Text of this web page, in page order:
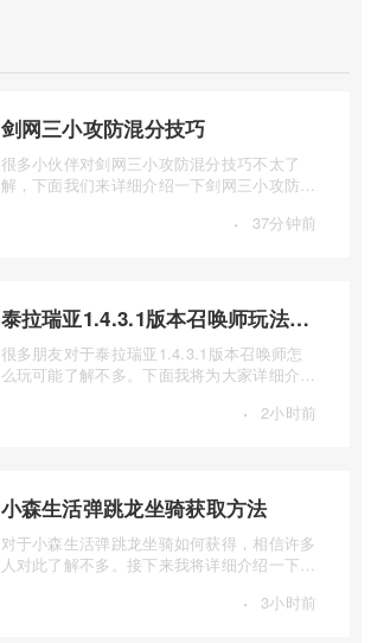
剑网三小攻防混分技巧
很多小伙伴对剑网三小攻防混分技巧不太了
解，下面我们来详细介绍一下剑网三小攻防怎
· 37分钟前
泰拉瑞亚1.4.3.1版本召唤师玩法介绍
很多朋友对于泰拉瑞亚1.4.3.1版本召唤师怎
么玩可能了解不多。下面我将为大家详细介绍
· 2小时前
小森生活弹跳龙坐骑获取方法
对于小森生活弹跳龙坐骑如何获得，相信许多
人对此了解不多。接下来我将详细介绍一下小
· 3小时前